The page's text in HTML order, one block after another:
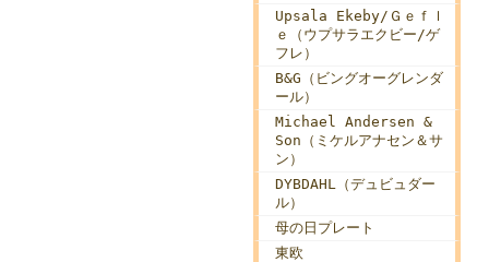
Upsala Ekeby/Ｇｅｆｌ
ｅ（ウプサラエクビー/ゲ
フレ）
B&G（ビングオーグレンダ
ール）
Michael Andersen &
Son（ミケルアナセン＆サ
ン）
DYBDAHL（デュビュダー
ル）
母の日プレート
東欧